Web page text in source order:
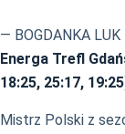
— BOGDANKA
Energa Trefl
18:25, 25:17,
Mistrz Polski z